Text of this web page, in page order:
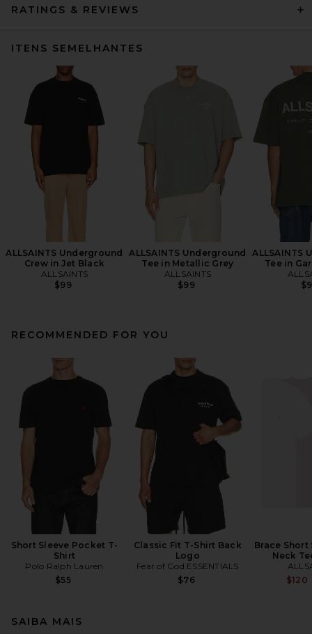
RATINGS & REVIEWS
ITENS SEMELHANTES
ALLSAINTS Underground
Crew in Jet Black
ALLSAINTS
$99
ALLSAINTS Underground
Tee in Metallic Grey
ALLSAINTS
$99
ALLSAINTS
Tee in
RECOMMENDED FOR YOU
Short Sleeve Pocket T-
Shirt
Polo Ralph Lauren
$55
Classic Fit T-Shirt Back
Logo
Fear of God ESSENTIALS
$76
Brace Short
Neck
$120
SAIBA MAIS